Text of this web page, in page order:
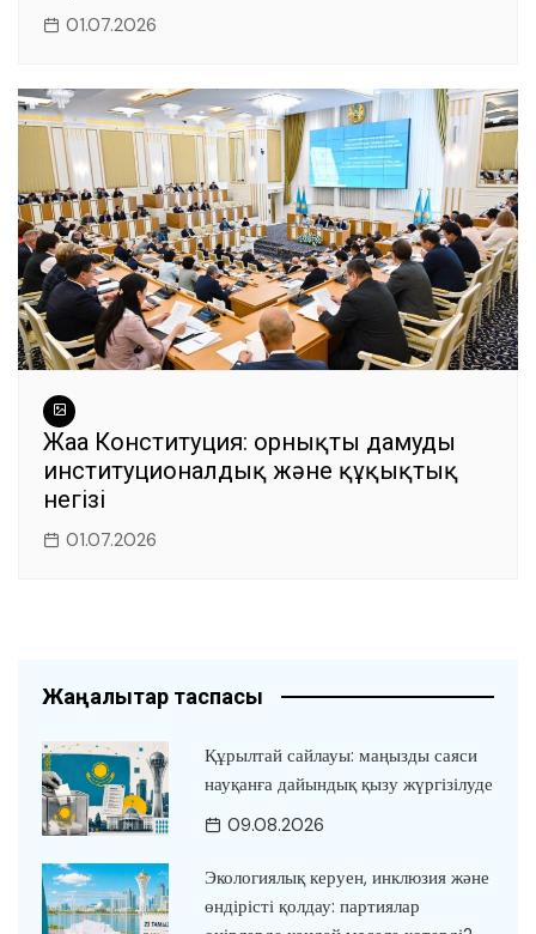
01.07.2026
Жаңа Конституция: орнықты дамудың
институционалдық және құқықтық
негізі
01.07.2026
Жаңалықтар таспасы
Құрылтай сайлауы: маңызды саяси
науқанға дайындық қызу жүргізілуде
09.08.2026
Экологиялық керуен, инклюзия және
өндірісті қолдау: партиялар